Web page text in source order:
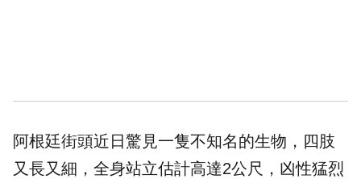
阿根廷街頭近日驚見一隻不知名的生物，四肢
又長又細，全身站立估計高達2公尺，凶性猛烈